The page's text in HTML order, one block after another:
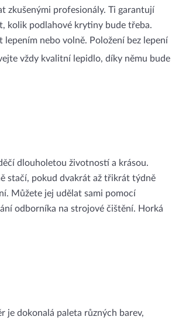
zkušenými profesionály. Ti garantují
kolik podlahové krytiny bude třeba.
nebo volně. Položení bez lepení
vždy kvalitní lepidlo, díky němu bude
dlouholetou životností a krásou.
stačí, pokud dvakrát až třikrát týdně
Můžete jej udělat sami pomocí
odborníka na strojové čištění. Horká
je dokonalá paleta různých barev,